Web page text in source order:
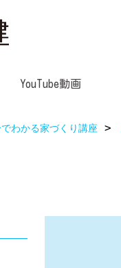
YouTube動画
わかる家づくり講座